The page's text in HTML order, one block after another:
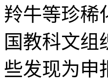
羚牛等珍稀
国教科文组
些发现为申